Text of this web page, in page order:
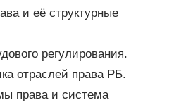
и её структурные
регулирования.
отраслей права РБ.
права и система